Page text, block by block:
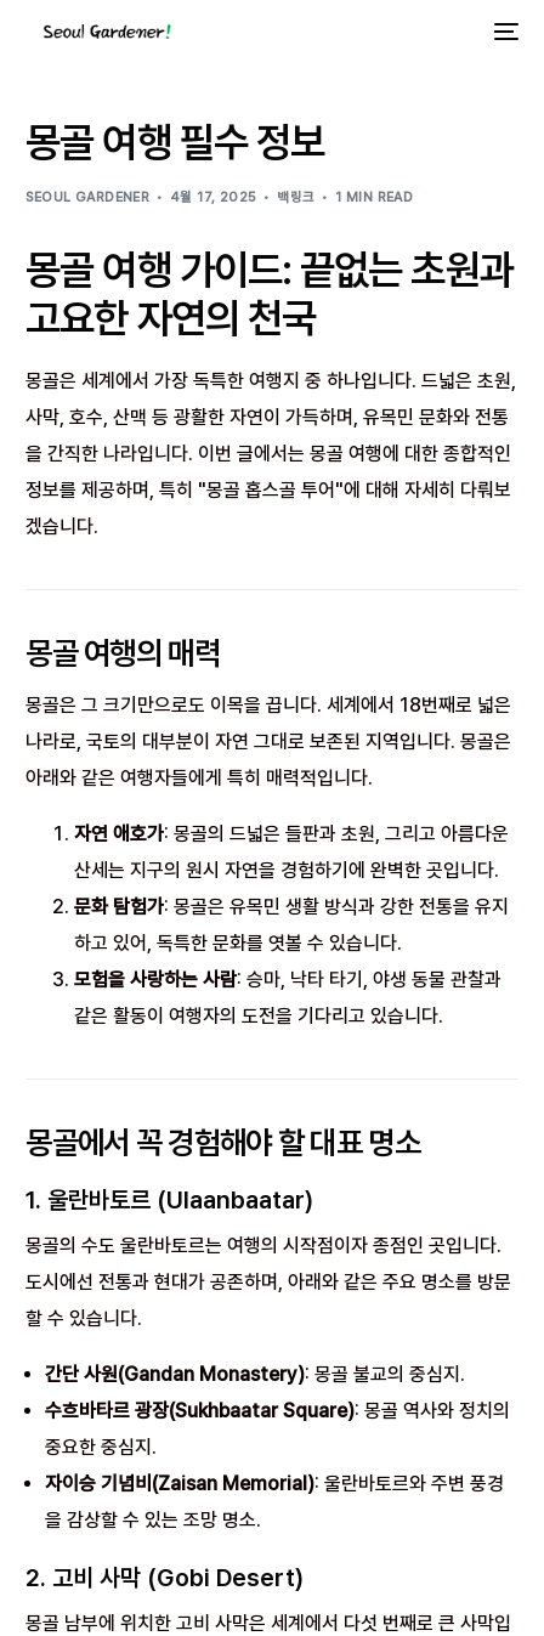
몽골 여행 필수 정보
SEOUL GARDENER 4월 17, 2025 백링크 1 MIN READ
몽골 여행 가이드: 끝없는 초원과
고요한 자연의 천국
몽골은 세계에서 가장 독특한 여행지 중 하나입니다. 드넓은 초원,
사막, 호수, 산맥 등 광활한 자연이 가득하며, 유목민 문화와 전통
을 간직한 나라입니다. 이번 글에서는 몽골 여행에 대한 종합적인
정보를 제공하며, 특히 "몽골 홉스골 투어"에 대해 자세히 다뤄보
겠습니다.
몽골 여행의 매력
몽골은 그 크기만으로도 이목을 끕니다. 세계에서 18번째로 넓은
나라로, 국토의 대부분이 자연 그대로 보존된 지역입니다. 몽골은
아래와 같은 여행자들에게 특히 매력적입니다.
자연 애호가: 몽골의 드넓은 들판과 초원, 그리고 아름다운
산세는 지구의 원시 자연을 경험하기에 완벽한 곳입니다.
문화 탐험가: 몽골은 유목민 생활 방식과 강한 전통을 유지
하고 있어, 독특한 문화를 엿볼 수 있습니다.
모험을 사랑하는 사람: 승마, 낙타 타기, 야생 동물 관찰과
같은 활동이 여행자의 도전을 기다리고 있습니다.
몽골에서 꼭 경험해야 할 대표 명소
1. 울란바토르 (Ulaanbaatar)
몽골의 수도 울란바토르는 여행의 시작점이자 종점인 곳입니다.
도시에선 전통과 현대가 공존하며, 아래와 같은 주요 명소를 방문
할 수 있습니다.
간단 사원(Gandan Monastery): 몽골 불교의 중심지.
수흐바타르 광장(Sukhbaatar Square): 몽골 역사와 정치의
중요한 중심지.
자이승 기념비(Zaisan Memorial): 울란바토르와 주변 풍경
을 감상할 수 있는 조망 명소.
2. 고비 사막 (Gobi Desert)
몽골 남부에 위치한 고비 사막은 세계에서 다섯 번째로 큰 사막입